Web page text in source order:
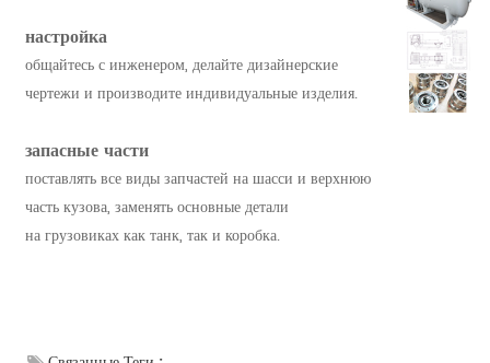
настройка
общайтесь с инженером, делайте дизайнерские
чертежи и производите индивидуальные изделия.
запасные части
поставлять все виды запчастей на шасси и верхнюю
часть кузова, заменять основные детали
на грузовиках как танк, так и коробка.